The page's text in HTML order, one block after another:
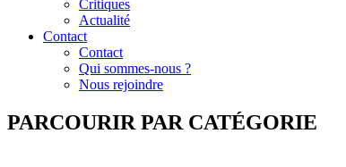
Critiques
Actualité
Contact
Contact
Qui sommes-nous ?
Nous rejoindre
PARCOURIR PAR CATÉGORIE